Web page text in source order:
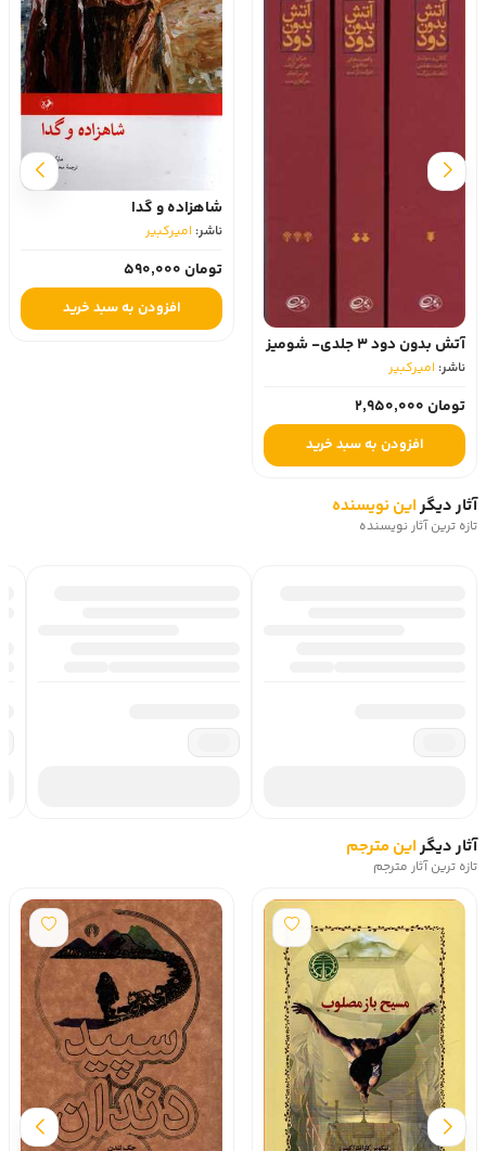
آتش بدون دود 3 جلدی- شومیز
ناشر: امیرکبیر
تومان 2,950,000
افزودن به سبد خرید
شاهزاده و گدا
ناشر: امیرکبیر
تومان 590,000
افزودن به سبد خرید
آثار دیگراین نویسنده
تازه ترین آثار نویسنده
آثار دیگر این مترجم
تازه ترین آثار مترجم